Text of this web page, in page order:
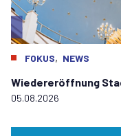
FOKUS, NEWS
Wiedereröffnung
05.08.2026